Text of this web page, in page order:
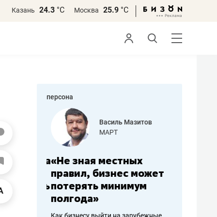
Казань 24.3 °С Москва 25.9 °С
персона
работа
Василь Мазитов
МАРТ
«Не зная местных
правил, бизнес может
потерять минимум
полгода»